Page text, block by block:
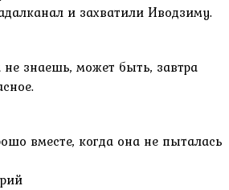
и захватили Иводзиму.
знаешь, может быть, завтра
вместе, когда она не пыталась